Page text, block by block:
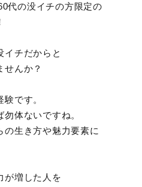
代の没イチの方限定の
イチだからと
せんか？
です。
体ないですね。
の生き方や魅力要素に
が増した人を